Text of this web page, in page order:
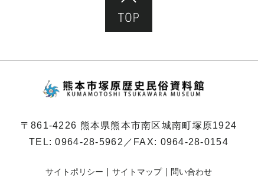
〒861-4226 熊本県熊本市南区城南町塚原1924
TEL:0964-28-5962 ／FAX: 0964-28-0154
サイトポリシー サイトマップ 問い合わせ